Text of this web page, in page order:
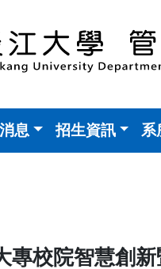
息 招生資訊 系
專校院智慧創